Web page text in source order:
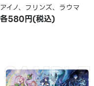
アイノ、フリンズ、ラウマ
各580円(税込)